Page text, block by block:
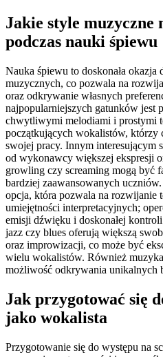
Jakie style muzyczne
podczas nauki śpiewu
Nauka śpiewu to doskonała
muzycznych, co pozwala na
oraz odkrywanie własnych
najpopularniejszych gatunków jest
chwytliwymi melodiami i prostymi
początkujących wokalistów, którzy
swojej pracy. Innym interesującym
od wykonawcy większej ekspresji
growling czy screaming mogą być
bardziej zaawansowanych
opcja, która pozwala na rozwijanie
umiejętności interpretacyjnych;
emisji dźwięku i doskonałej
jazz czy blues oferują większą
oraz improwizacji, co może być
wielu wokalistów. Również
możliwość odkrywania unikalnych
Jak przygotować się
jako wokalista
Przygotowanie się do występu na